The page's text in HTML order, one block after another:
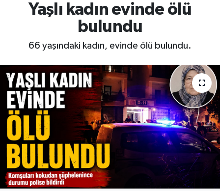
Yaşlı kadın evinde ölü
bulundu
66 yaşındaki kadın, evinde ölü bulundu.